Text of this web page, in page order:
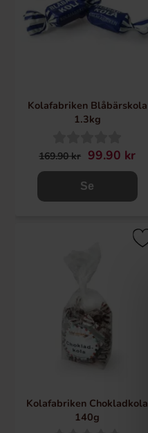
Kolafabriken Blåbärskola
1.3kg
169.90 kr 99.90 kr
Se
Kolafabriken Chokladkola
140g